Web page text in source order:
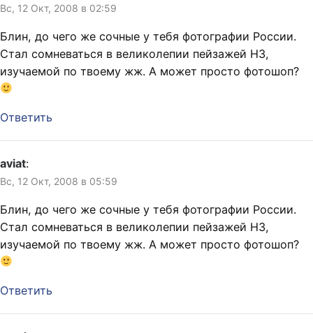
Вс, 12 Окт, 2008 в 02:59
Блин, до чего же сочные у тебя фотографии России.
Стал сомневаться в великолепии пейзажей НЗ,
изучаемой по твоему жж. А может просто фотошоп?
Ответить
aviat:
Вс, 12 Окт, 2008 в 05:59
Блин, до чего же сочные у тебя фотографии России.
Стал сомневаться в великолепии пейзажей НЗ,
изучаемой по твоему жж. А может просто фотошоп?
Ответить